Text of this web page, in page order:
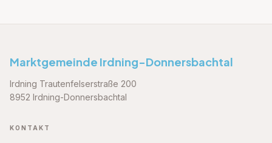
Marktgemeinde Irdning-Donnersbachtal
Irdning Trautenfelserstraße 200
8952 Irdning-Donnersbachtal
KONTAKT